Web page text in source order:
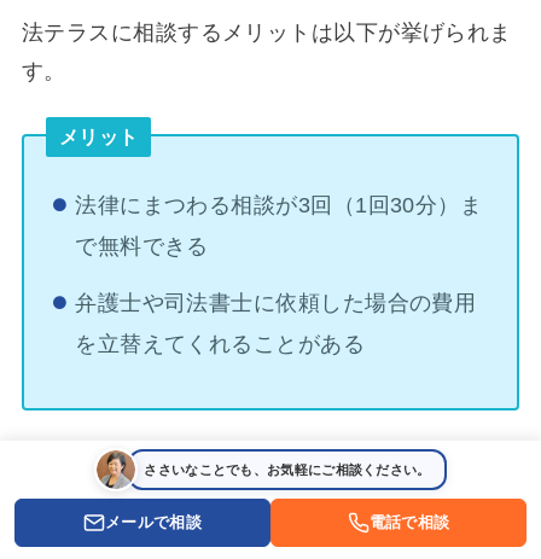
法テラスに相談するメリットは以下が挙げられま
す。
メリット
法律にまつわる相談が3回（1回30分）ま
で無料できる
弁護士や司法書士に依頼した場合の費用
を立替えてくれることがある
弁護士などの専門家への相談が複数回無料で行え
る法テラスですが、収入や資産に要件があること
を覚えておきましょう。
ささいなことでも、お気軽にご相談ください。
メールで相談 電話で相談